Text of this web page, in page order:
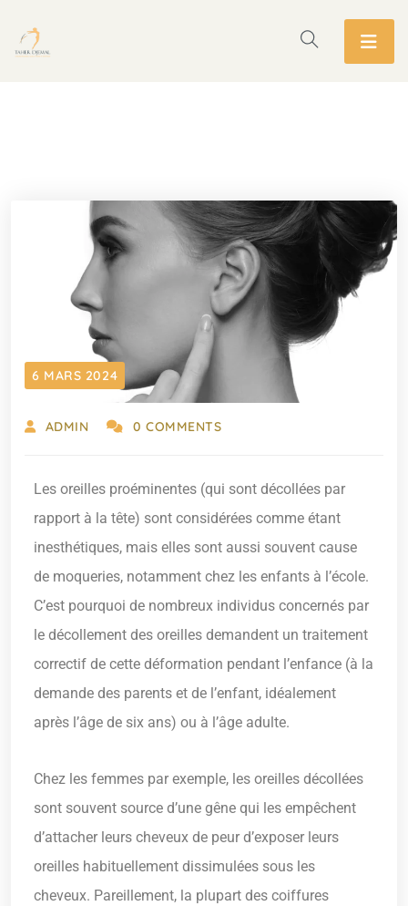
6 MARS 2024
ADMIN 0 COMMENTS
Les oreilles proéminentes (qui sont décollées par
rapport à la tête) sont considérées comme étant
inesthétiques, mais elles sont aussi souvent cause
de moqueries, notamment chez les enfants à l’école.
C’est pourquoi de nombreux individus concernés par
le décollement des oreilles demandent un traitement
correctif de cette déformation pendant l’enfance (à la
demande des parents et de l’enfant, idéalement
après l’âge de six ans) ou à l’âge adulte.
Chez les femmes par exemple, les oreilles décollées
sont souvent source d’une gêne qui les empêchent
d’attacher leurs cheveux de peur d’exposer leurs
oreilles habituellement dissimulées sous les
cheveux. Pareillement, la plupart des coiffures